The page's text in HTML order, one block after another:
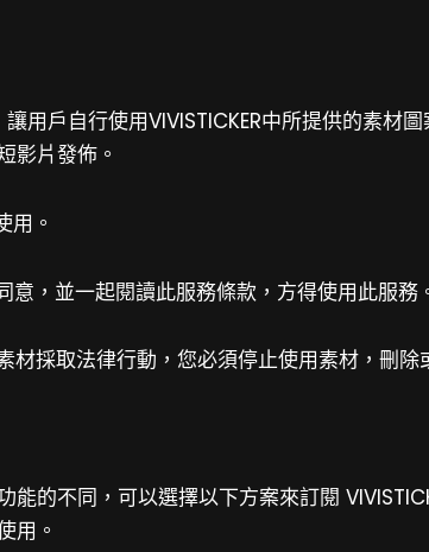
用戶自行使用VIVISTICKER中所提供的素
影片發佈。
用。
意，並一起閱讀此服務條款，方得使用此服務
材採取法律行動，您必須停止使用素材，刪除
能的不同，可以選擇以下方案來訂閱
用。